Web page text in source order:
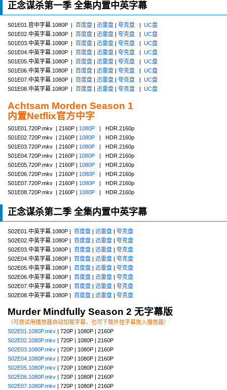
正念谋杀第一季 全集内置中英字幕
S01E01.官中字幕.1080P | 百度盘 | 迅雷盘 | 夸克盘 | UC盘
S01E02.中英字幕.1080P | 百度盘 | 迅雷盘 | 夸克盘 | UC盘
S01E03.中英字幕.1080P | 百度盘 | 迅雷盘 | 夸克盘 | UC盘
S01E04.中英字幕.1080P | 百度盘 | 迅雷盘 | 夸克盘 | UC盘
S01E05.中英字幕.1080P | 百度盘 | 迅雷盘 | 夸克盘 | UC盘
S01E06.中英字幕.1080P | 百度盘 | 迅雷盘 | 夸克盘 | UC盘
S01E07.中英字幕.1080P | 百度盘 | 迅雷盘 | 夸克盘 | UC盘
S01E08.中英字幕.1080P | 百度盘 | 迅雷盘 | 夸克盘 | UC盘
Achtsam Morden Season 1
内置Netflix官方中字
S01E01.720P.mkv | 2160P | 1080P | HDR.2160p
S01E02.720P.mkv | 2160P | 1080P | HDR.2160p
S01E03.720P.mkv | 2160P | 1080P | HDR.2160p
S01E04.720P.mkv | 2160P | 1080P | HDR.2160p
S01E05.720P.mkv | 2160P | 1080P | HDR.2160p
S01E06.720P.mkv | 2160P | 1080P | HDR.2160p
S01E07.720P.mkv | 2160P | 1080P | HDR.2160p
S01E08.720P.mkv | 2160P | 1080P | HDR.2160p
正念谋杀第二季 全集内置中英字幕
S02E01.中英字幕.1080P | 百度盘 | 迅雷盘 | 夸克盘
S02E02.中英字幕.1080P | 百度盘 | 迅雷盘 | 夸克盘
S02E03.中英字幕.1080P | 百度盘 | 迅雷盘 | 夸克盘
S02E04.中英字幕.1080P | 百度盘 | 迅雷盘 | 夸克盘
S02E05.中英字幕.1080P | 百度盘 | 迅雷盘 | 夸克盘
S02E06.中英字幕.1080P | 百度盘 | 迅雷盘 | 夸克盘
S02E07.中英字幕.1080P | 百度盘 | 迅雷盘 | 夸克盘
S02E08.中英字幕.1080P | 百度盘 | 迅雷盘 | 夸克盘
Murder Mindfully Season 2 无字幕版
（可尝试用播放器自动加载字幕，也可下载外挂字幕拖入播放器）
S02E01.1080P.mkv | 720P | 1080P | 2160P
S02E02.1080P.mkv | 720P | 1080P | 2160P
S02E03.1080P.mkv | 720P | 1080P | 2160P
S02E04.1080P.mkv | 720P | 1080P | 2160P
S02E05.1080P.mkv | 720P | 1080P | 2160P
S02E06.1080P.mkv | 720P | 1080P | 2160P
S02E07.1080P.mkv | 720P | 1080P | 2160P